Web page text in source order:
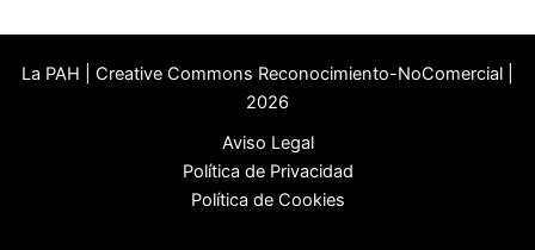
La PAH | Creative Commons Reconocimiento-NoComercial |
2026
Aviso Legal
Política de Privacidad
Política de Cookies